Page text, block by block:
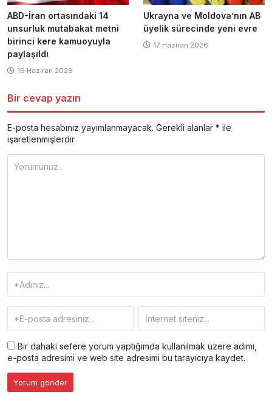
ABD-İran ortasındaki 14
unsurluk mutabakat metni
birinci kere kamuoyuyla
paylaşıldı
19 Haziran 2026
Ukrayna ve Moldova’nın AB
üyelik sürecinde yeni evre
17 Haziran 2026
Bir cevap yazın
E-posta hesabınız yayımlanmayacak. Gerekli alanlar * ile
işaretlenmişlerdir
Bir dahaki sefere yorum yaptığımda kullanılmak üzere adımı,
e-posta adresimi ve web site adresimi bu tarayıcıya kaydet.